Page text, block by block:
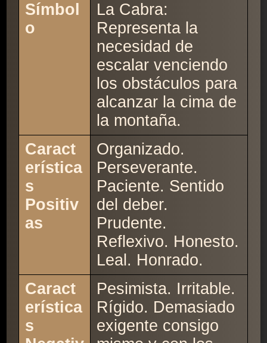
Símbol
o
La Cabra:
Representa la
necesidad de
escalar venciendo
los obstáculos para
alcanzar la cima de
la montaña.
Caract
erística
s
Positiv
as
Organizado.
Perseverante.
Paciente. Sentido
del deber.
Prudente.
Reflexivo. Honesto.
Leal. Honrado.
Caract
erística
s
Pesimista. Irritable.
Rígido. Demasiado
exigente consigo